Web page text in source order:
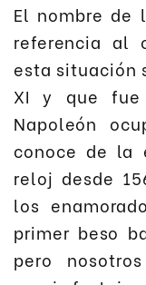
El nombre de
referencia al
esta situación
XI y que fue
Napoleón
conoce de la
reloj desde
los
primer beso
pero